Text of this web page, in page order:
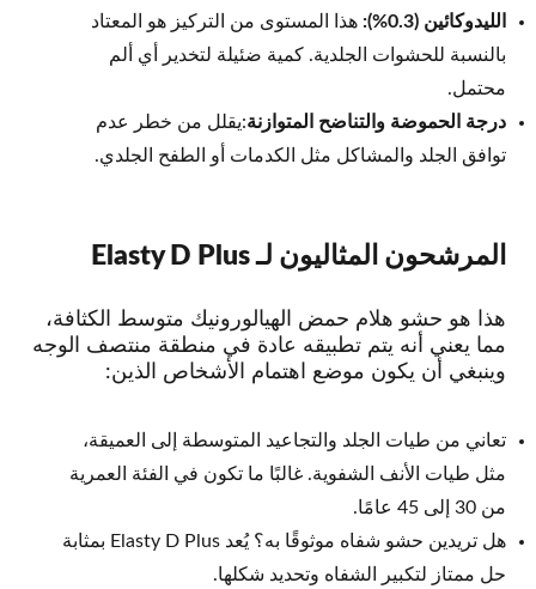
الليدوكائين (0.3%):
هذا المستوى من التركيز هو المعتاد
بالنسبة للحشوات الجلدية. كمية ضئيلة لتخدير أي ألم
محتمل.
درجة الحموضة والتناضح المتوازنة:يقلل من خطر عدم
توافق الجلد والمشاكل مثل الكدمات أو الطفح الجلدي.
المرشحون المثاليون لـ Elasty D Plus
هذا هو حشو هلام حمض الهيالورونيك متوسط الكثافة،
مما يعني أنه يتم تطبيقه عادة في منطقة منتصف الوجه
وينبغي أن يكون موضع اهتمام الأشخاص الذين:
تعاني من طيات الجلد والتجاعيد المتوسطة إلى العميقة،
مثل طيات الأنف الشفوية. غالبًا ما تكون في الفئة العمرية
من 30 إلى 45 عامًا.
هل تريدين حشو شفاه موثوقًا به؟ يُعد Elasty D Plus بمثابة
حل ممتاز لتكبير الشفاه وتحديد شكلها.